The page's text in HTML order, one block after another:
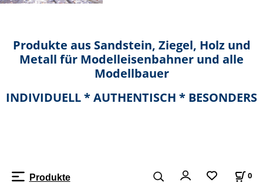
Produkte aus Sandstein, Ziegel, Holz und
Metall für Modelleisenbahner und alle
Modellbauer
INDIVIDUELL * AUTHENTISCH * BESONDERS
Produkte 0